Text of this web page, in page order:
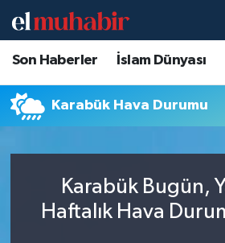
Son Haberler İslam Dünyası
Karabük Hava Durumu
Karabük Bugün,
Haftalık Hava
Hava Durumu
Trafik Durumu
Tüm Manşetler